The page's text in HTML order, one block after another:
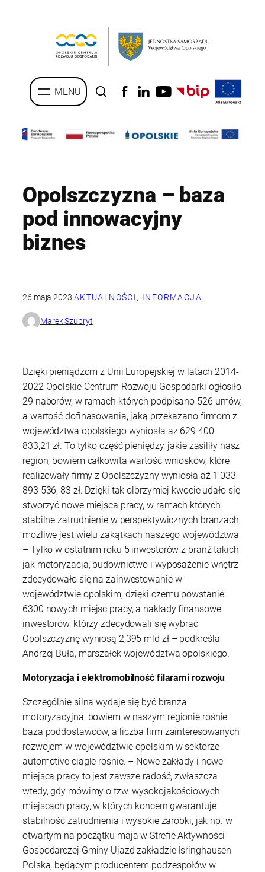
Opolszczyzna – baza
pod innowacyjny
biznes
26 maja 2023·AKTUALNOŚCI, INFORMACJA
Marek Szubryt
Dzięki pieniądzom z Unii Europejskiej w latach 2014-
2022 Opolskie Centrum Rozwoju Gospodarki ogłosiło
29 naborów, w ramach których podpisano 526 umów,
a wartość dofinasowania, jaką przekazano firmom z
województwa opolskiego wyniosła aż 629 400
833,21 zł. To tylko część pieniędzy, jakie zasiliły nasz
region, bowiem całkowita wartość wniosków, które
realizowały firmy z Opolszczyzny wyniosła aż 1 033
893 536, 83 zł. Dzięki tak olbrzymiej kwocie udało się
stworzyć nowe miejsca pracy, w ramach których
stabilne zatrudnienie w perspektywicznych branżach
możliwe jest wielu zakątkach naszego województwa
– Tylko w ostatnim roku 5 inwestorów z branż takich
jak motoryzacja, budownictwo i wyposażenie wnętrz
zdecydowało się na zainwestowanie w
województwie opolskim, dzięki czemu powstanie
6300 nowych miejsc pracy, a nakłady finansowe
inwestorów, którzy zdecydowali się wybrać
Opolszczyznę wyniosą 2,395 mld zł – podkreśla
Andrzej Buła, marszałek województwa opolskiego.
Motoryzacja i elektromobilność filarami rozwoju
Szczególnie silna wydaje się być branża
motoryzacyjna, bowiem w naszym regionie rośnie
baza poddostawców, a liczba firm zainteresowanych
rozwojem w województwie opolskim w sektorze
automotive ciągle rośnie. – Nowe zakłady i nowe
miejsca pracy to jest zawsze radość, zwłaszcza
wtedy, gdy mówimy o tzw. wysokojakościowych
miejscach pracy, w których koncern gwarantuje
stabilność zatrudnienia i wysokie zarobki, jak np. w
otwartym na początku maja w Strefie Aktywności
Gospodarczej Gminy Ujazd zakładzie Isringhausen
Polska, będącym producentem podzespołów w